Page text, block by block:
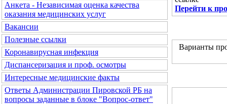
Анкета - Независимая оценка качества
оказания медицинских услуг
Вакансии
Полезные ссылки
Коронавирусная инфекция
Диспансеризация и проф. осмотры
Интересные медицинские факты
Ответы Администрации Пировской РБ на
вопросы заданные в блоке "Вопрос-ответ"
Перейти к
Варианты